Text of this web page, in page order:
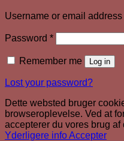
Username or email address
Password *Required
Remember me Log in
Lost your password?
Dette websted bruger
browseroplevelse. Ved at
accepterer du vores brug af
Yderligere infoAccepter